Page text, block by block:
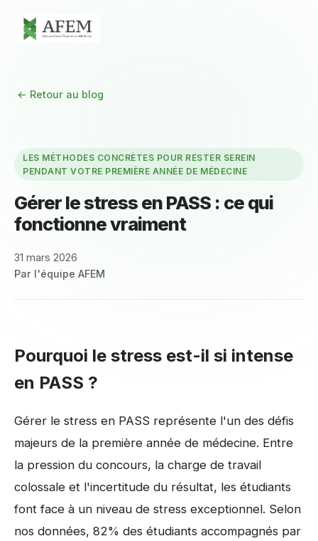
← Retour au blog
LES MÉTHODES CONCRÈTES POUR RESTER SEREIN
PENDANT VOTRE PREMIÈRE ANNÉE DE MÉDECINE
Gérer le stress en PASS : ce qui
fonctionne vraiment
31 mars 2026
Par l'équipe AFEM
Pourquoi le stress est-il si intense
en PASS ?
Gérer le stress en PASS représente l'un des défis
majeurs de la première année de médecine. Entre
la pression du concours, la charge de travail
colossale et l'incertitude du résultat, les étudiants
font face à un niveau de stress exceptionnel. Selon
nos données, 82% des étudiants accompagnés par